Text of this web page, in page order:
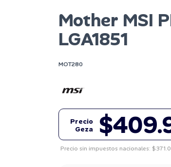
Mother MSI
LGA1851
MOT280
Precio
Geza
Precio sin impuestos nacionales: